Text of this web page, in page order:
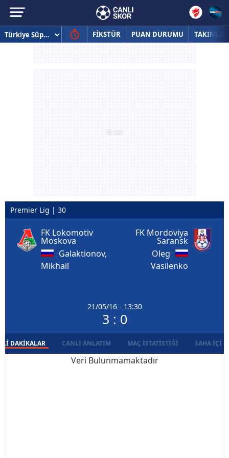
FİKSTÜR PUAN DURUMU TAKIMLAR
Premier Lig | 30
FK Lokomotiv
Moskova
Galaktionov,
Mikhail
21/05/16 - 13:30
3 : 0
FK Mordoviya
Saransk
Oleg
Vasilenko
DAKIKALAR CANLI ANLATIM MAÇ İSTATISTIĞI SAHA İÇI
Veri Bulunmamaktadır